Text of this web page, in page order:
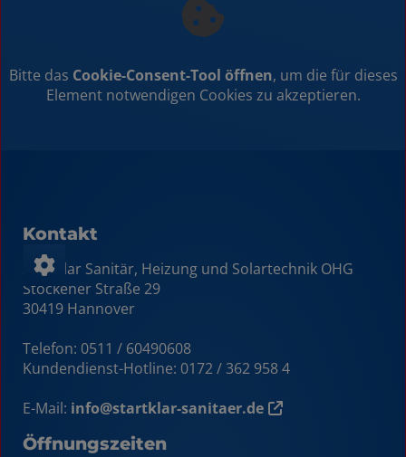
Bitte das Cookie-Consent-Tool öffnen, um die für dieses
Element notwendigen Cookies zu akzeptieren.
Kontakt
Startklar Sanitär, Heizung und Solartechnik OHG
Stöckener Straße 29
30419 Hannover
Telefon: 0511 / 60490608
Kundendienst-Hotline: 0172 / 362 958 4
E-Mail: info@startklar-sanitaer.de
Öffnungszeiten